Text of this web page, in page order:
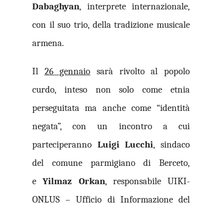
Dabaghyan, interprete internazionale,
con il suo trio, della tradizione musicale
armena.
Il 26 gennaio sarà rivolto al popolo
curdo, inteso non solo come etnia
perseguitata ma anche come “identità
negata”, con un incontro a cui
parteciperanno Luigi Lucchi, sindaco
del comune parmigiano di Berceto,
eYilmaz Orkan, responsabile UIKI-
ONLUS – Ufficio di Informazione del